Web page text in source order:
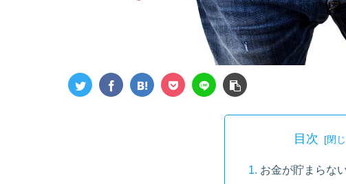
目次
お金が貯まらな